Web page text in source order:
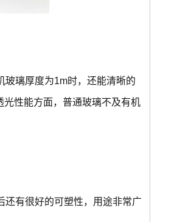
玻璃厚度为1m时，还能清晰的
性能方面，普通玻璃不及有机
还有很好的可塑性，用途非常广